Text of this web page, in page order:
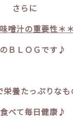
さらに
噌汁の重要性＊＊
ＢＬＯＧです♪
栄養たっぷりな
べて毎日健康♪